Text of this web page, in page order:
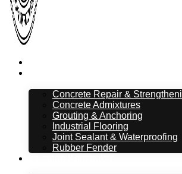
Concrete Repair &
Concrete Admixtures
Grouting & Anchoring
Industrial Flooring
Joint Sealant & Waterproofing
Rubber Fender